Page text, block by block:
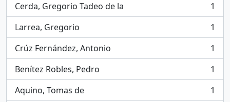
Cerda, Gregorio Tadeo de la
, 1 results
1
Larrea, Gregorio
, 1 results
1
Crúz Fernández, Antonio
, 1 results
1
Benítez Robles, Pedro
, 1 results
1
Aquino, Tomas de
, 1 results
1